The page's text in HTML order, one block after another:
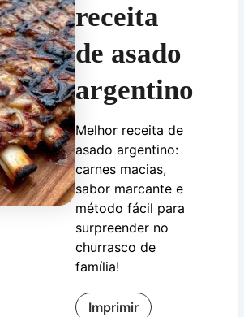
receita
de asado
argentino
Melhor receita de
asado argentino:
carnes macias,
sabor marcante e
método fácil para
surpreender no
churrasco de
família!
Imprimir